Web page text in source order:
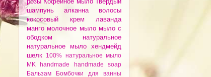
шампунь алканнa волосы
кокосовый крем лаванда
мангомолочное мыло мыло с
ободком натуральное
натуральное мыло хендмейд
шелк
100% натуральное мыло
MK
handmade
handmade soap
Бальзам
Бомбочки для ванны